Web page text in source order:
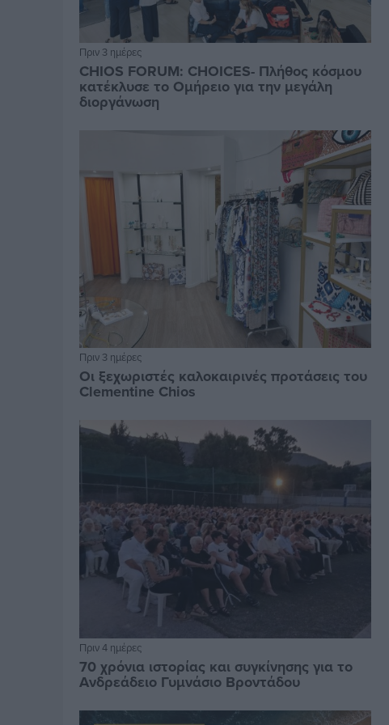
Πριν 3 ημέρες
CHIOS FORUM: CHOICES- Πλήθος κόσμου
κατέκλυσε το Ομήρειο για την μεγάλη
διοργάνωση
Πριν 3 ημέρες
Οι ξεχωριστές καλοκαιρινές προτάσεις του
Clementine Chios
Πριν 4 ημέρες
70 χρόνια ιστορίας και συγκίνησης για το
Ανδρεάδειο Γυμνάσιο Βροντάδου